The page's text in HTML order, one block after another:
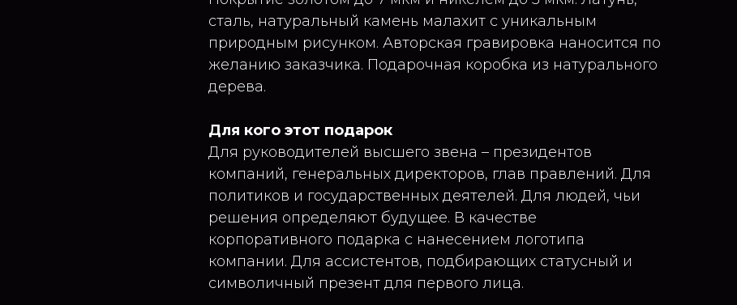
сталь, натуральный камень малахит с уникальным
природным рисунком. Авторская гравировка наносится по
желанию заказчика. Подарочная коробка из натурального
дерева.
Для кого этот подарок
Для руководителей высшего звена – президентов
компаний, генеральных директоров, глав правлений. Для
политиков и государственных деятелей. Для людей, чьи
решения определяют будущее. В качестве
корпоративного подарка с нанесением логотипа
компании. Для ассистентов, подбирающих статусный и
символичный презент для первого лица.